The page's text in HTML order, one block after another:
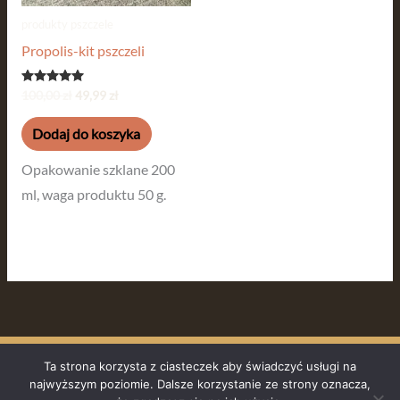
Propolis-kit pszczeli
na 5
Dodaj do koszyka
Opakowanie szklane 200
ml, waga produktu 50 g.
Copyright © 2026
Ta strona korzysta z ciasteczek aby świadczyć usługi na
najwyższym poziomie. Dalsze korzystanie ze strony oznacza,